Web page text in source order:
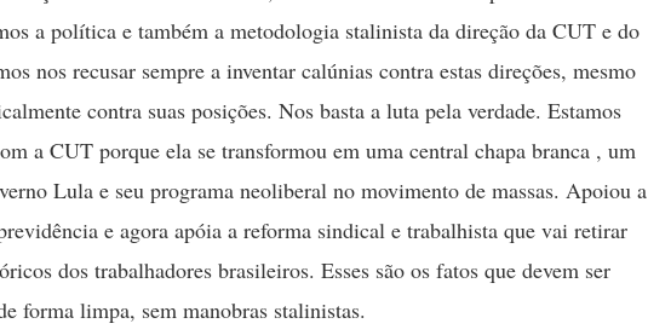
a política e também a metodologia stalinista da direção da CUT e do
nos recusar sempre a inventar calúnias contra estas direções, mesmo
contra suas posições. Nos basta a luta pela verdade. Estamos
a CUT porque ela se transformou em uma central chapa branca , um
Lula e seu programa neoliberal no movimento de massas. Apoiou a
e agora apóia a reforma sindical e trabalhista que vai retirar
dos trabalhadores brasileiros. Esses são os fatos que devem ser
forma limpa, sem manobras stalinistas.